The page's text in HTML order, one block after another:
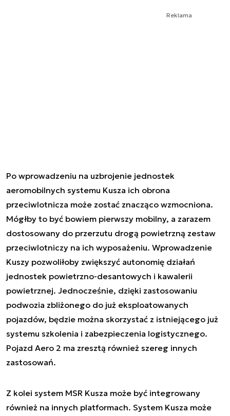
Reklama
Po wprowadzeniu na uzbrojenie jednostek
aeromobilnych systemu Kusza ich obrona
przeciwlotnicza może zostać znacząco wzmocniona.
Mógłby to być bowiem pierwszy mobilny, a zarazem
dostosowany do przerzutu drogą powietrzną zestaw
przeciwlotniczy na ich wyposażeniu. Wprowadzenie
Kuszy pozwoliłoby zwiększyć autonomię działań
jednostek powietrzno-desantowych i kawalerii
powietrznej. Jednocześnie, dzięki zastosowaniu
podwozia zbliżonego do już eksploatowanych
pojazdów, będzie można skorzystać z istniejącego już
systemu szkolenia i zabezpieczenia logistycznego.
Pojazd Aero 2 ma zresztą również szereg innych
zastosowań.
Z kolei system MSR Kusza może być integrowany
również na innych platformach. System Kusza może